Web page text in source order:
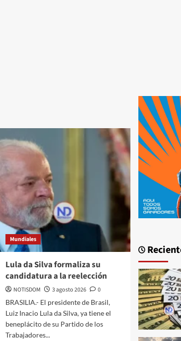
Mundiales
Lula da Silva formaliza su
candidatura a la reelección
NOTISDOM 3 agosto 2026
0
BRASILIA.- El presidente de Brasil,
Luiz Inacio Lula da Silva, ya tiene el
beneplácito de su Partido de los
Trabajadores...